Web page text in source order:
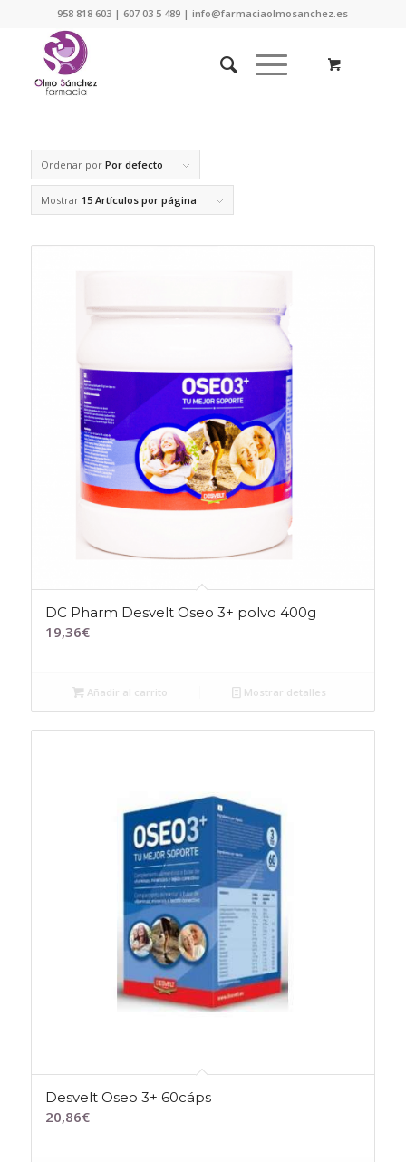
958 818 603 | 607 03 5 489 | info@farmaciaolmosanchez.es
Ordenar por Por defecto
Mostrar 15 Artículos por página
DC Pharm Desvelt Oseo 3+ polvo 400g
19,36€
Añadir al carrito Mostrar detalles
Desvelt Oseo 3+ 60cáps
20,86€